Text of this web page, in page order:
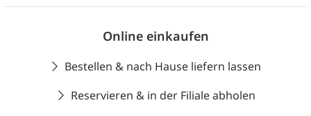
Online einkaufen
Bestellen & nach Hause liefern lassen
Reservieren & in der Filiale abholen